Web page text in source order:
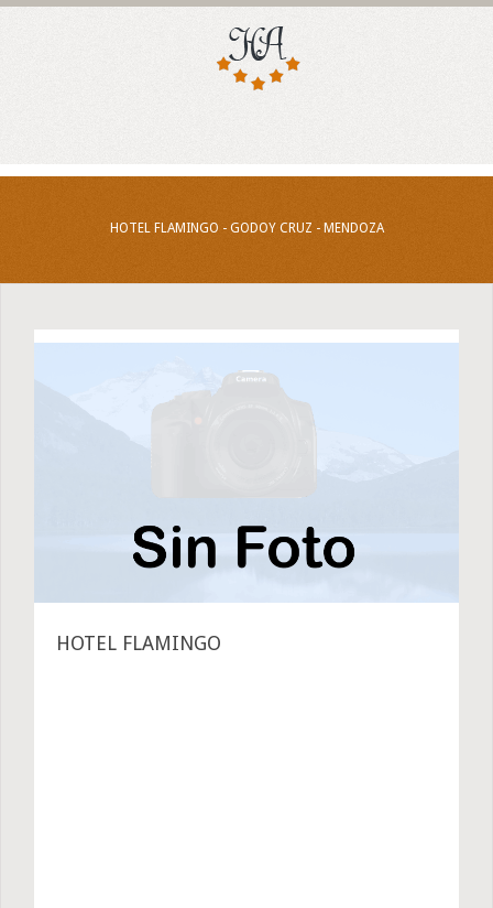
HOTEL FLAMINGO - GODOY CRUZ - MENDOZA
HOTEL FLAMINGO